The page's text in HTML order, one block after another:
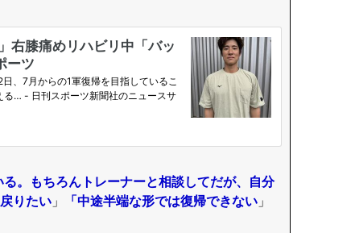
。もちろんトレーナーと相談してだが、自分
りたい 」 「中途半端な形では復帰できない 」